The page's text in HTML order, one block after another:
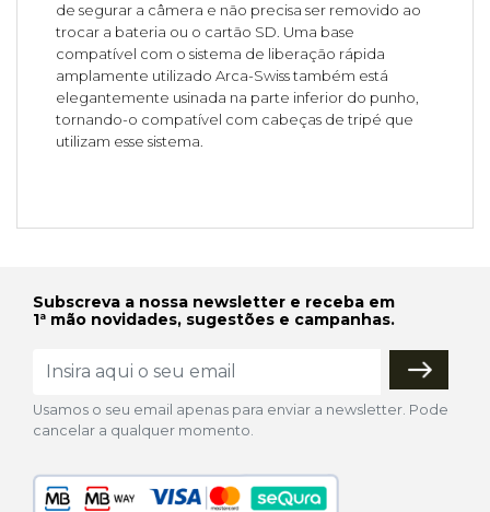
de segurar a câmera e não precisa ser removido ao
trocar a bateria ou o cartão SD. Uma base
compatível com o sistema de liberação rápida
amplamente utilizado Arca-Swiss também está
elegantemente usinada na parte inferior do punho,
tornando-o compatível com cabeças de tripé que
utilizam esse sistema.
Subscreva a nossa newsletter e receba em
1ª mão novidades, sugestões e campanhas.
Usamos o seu email apenas para enviar a newsletter. Pode
cancelar a qualquer momento.